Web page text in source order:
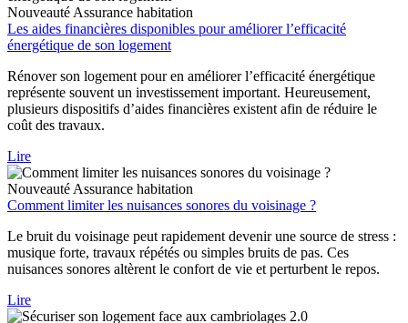
Nouveauté Assurance habitation
Les aides financières disponibles pour améliorer l’efficacité
énergétique de son logement
Rénover son logement pour en améliorer l’efficacité énergétique
représente souvent un investissement important. Heureusement,
plusieurs dispositifs d’aides financières existent afin de réduire le
coût des travaux.
Lire
Nouveauté Assurance habitation
Comment limiter les nuisances sonores du voisinage ?
Le bruit du voisinage peut rapidement devenir une source de stress :
musique forte, travaux répétés ou simples bruits de pas. Ces
nuisances sonores altèrent le confort de vie et perturbent le repos.
Lire